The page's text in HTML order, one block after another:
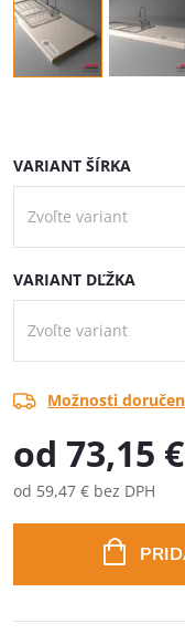
VARIANT ŠÍRKA
VARIANT DĽŽKA
Možnosti
od 73,15 €
od 59,47 € bez DPH